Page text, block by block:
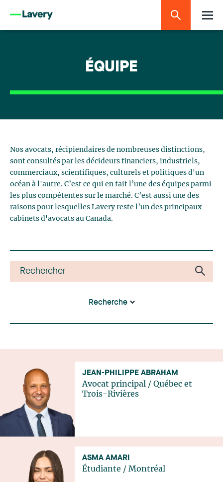
ÉQUIPE
Nos avocats, récipiendaires de nombreuses distinctions,
sont consultés par les décideurs financiers, industriels,
commerciaux, scientifiques, culturels et politiques d'un
océan à l'autre. C’est ce qui en fait l’une des équipes parmi
les plus compétentes sur le marché. C’est aussi une des
raisons pour lesquelles Lavery reste l’un des principaux
cabinets d'avocats au Canada.
Recherche
JEAN-PHILIPPE ABRAHAM
Avocat principal
/ Québec et
Trois-Rivières
ASMA AMARI
Étudiante / Montréal